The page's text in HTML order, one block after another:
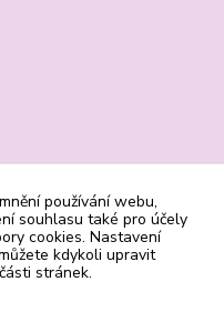
používání webu,
souhlasu také pro účely
cookies. Nastavení
kdykoli upravit
stránek.